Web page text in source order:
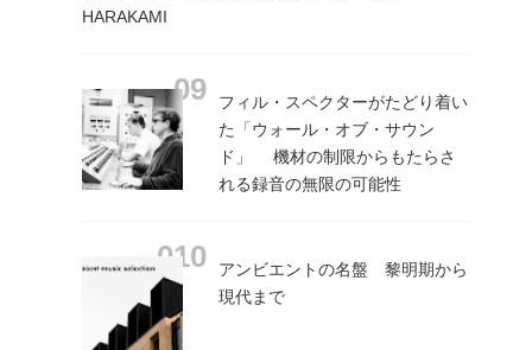
HARAKAMI
フィル・スペクターがたどり着い
た「ウォール・オブ・サウン
ド」 機材の制限からもたらさ
れる録音の無限の可能性
アンビエントの名盤 黎明期から
現代まで